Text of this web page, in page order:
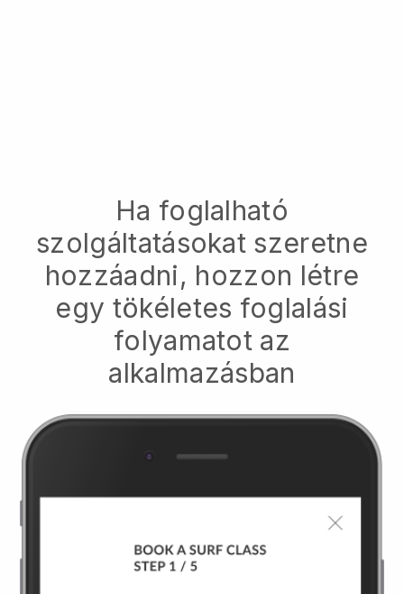
Ha foglalható
szolgáltatásokat szeretne
hozzáadni, hozzon létre
egy tökéletes foglalási
folyamatot az
alkalmazásban